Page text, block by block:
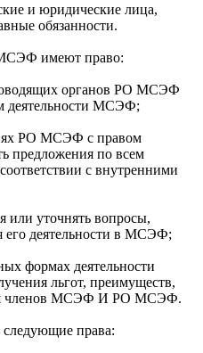
и юридические лица,
обязанности.
имеют право:
органов РО МСЭФ
деятельности МСЭФ;
РО МСЭФ с правом
предложения по всем
с внутренними
или уточнять вопросы,
деятельности в МСЭФ;
формах деятельности
льгот, преимуществ,
членов МСЭФ И РО МСЭФ.
права: